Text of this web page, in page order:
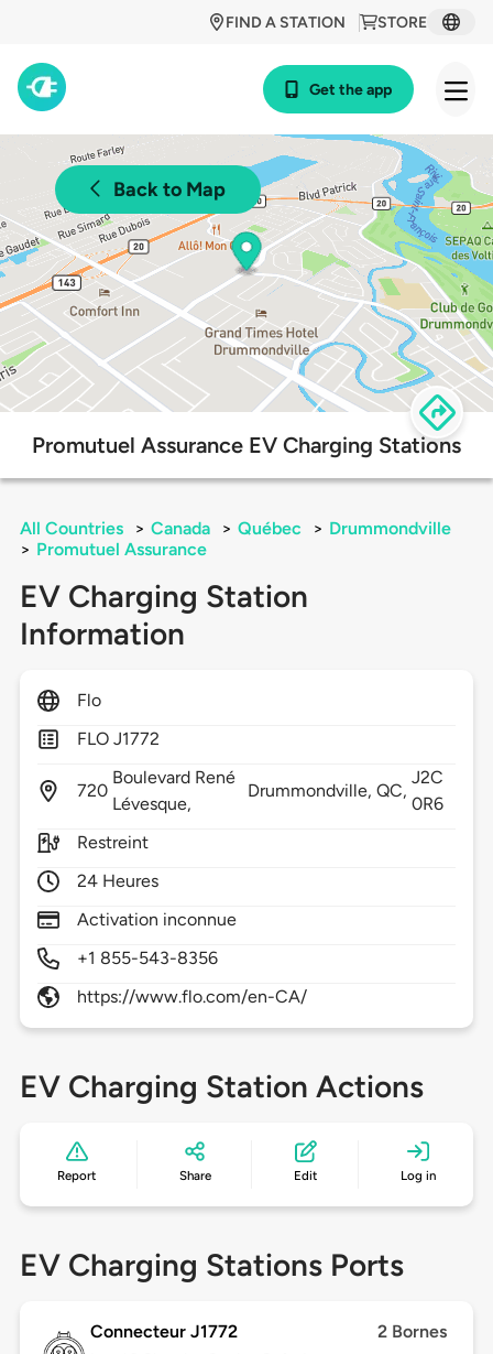
STORE
FIND A STATION
Get the app
Back to Map
Promutuel Assurance EV Charging Stations
All Countries > Canada > Québec > Drummondville
> Promutuel Assurance
EV Charging Station
Information
Flo
FLO J1772
720
Boulevard René
Lévesque,
Drummondville,QC,
J2C
0R6
Restreint
24 Heures
Activation inconnue
+1 855-543-8356
https://www.flo.com/en-CA/
EV Charging Station Actions
Report Share Edit Log in
EV Charging Stations Ports
Connecteur J1772 2 Bornes